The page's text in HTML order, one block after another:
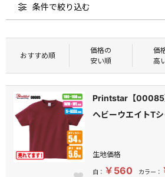
条件で絞り込む
おすすめ順
価格の
安い順
価
高
Printstar【00085
ヘビーウエイトT
生地価格
白： ￥560 カラー：